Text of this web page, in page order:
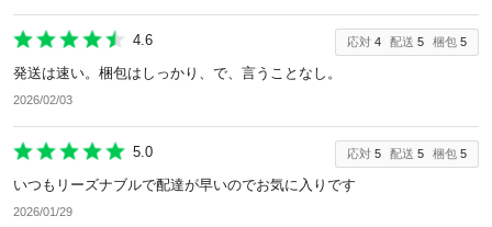
4.6 応対 4 配送 5 梱包 5
発送は速い。梱包はしっかり、で、言うことなし。
2026/02/03
5.0 応対 5 配送 5 梱包 5
いつもリーズナブルで配達が早いのでお気に入りです
2026/01/29